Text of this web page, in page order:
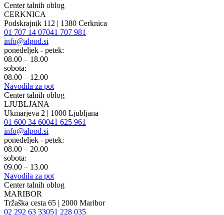
Center talnih oblog
CERKNICA
Podskrajnik 112 | 1380 Cerknica
01 707 14 07041 707 981
info@alpod.si
ponedeljek - petek:
08.00 – 18.00
sobota:
08.00 – 12.00
Navodila za pot
Center talnih oblog
LJUBLJANA
Ukmarjeva 2 | 1000 Ljubljana
01 600 34 60041 625 961
info@alpod.si
ponedeljek - petek:
08.00 – 20.00
sobota:
09.00 – 13.00
Navodila za pot
Center talnih oblog
MARIBOR
Tržaška cesta 65 | 2000 Maribor
02 292 63 33051 228 035